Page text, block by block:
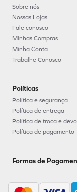
Sobre nós
Nossas Lojas
Fale conosco
Minhas Compras
Minha Conta
Trabalhe Conosco
Políticas
Política e segurança
Política de entrega
Política de troca e
Política de pagamento
Formas de